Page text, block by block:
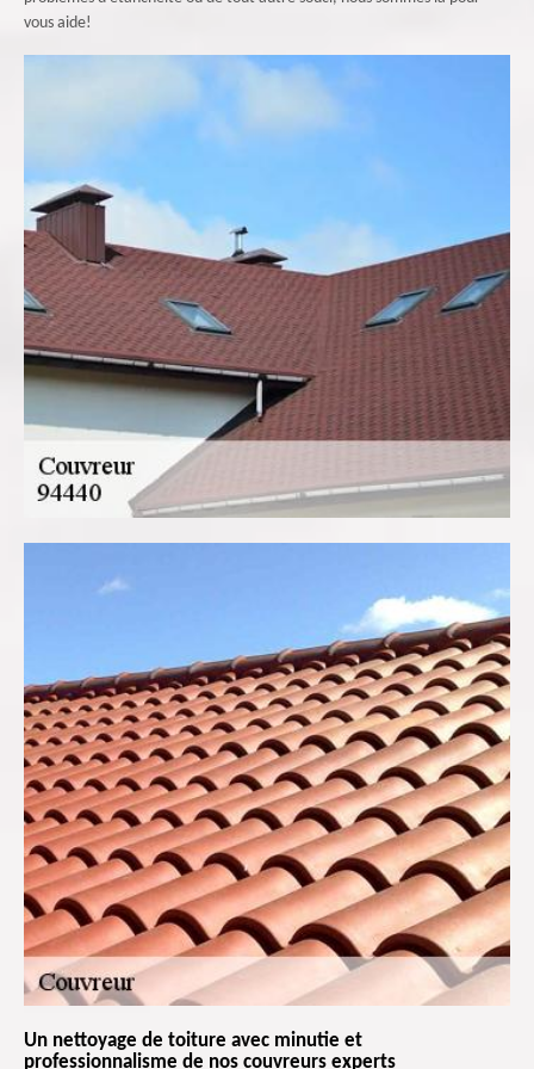
vous aide!
Un nettoyage de toiture avec minutie et
professionnalisme de nos couvreurs experts